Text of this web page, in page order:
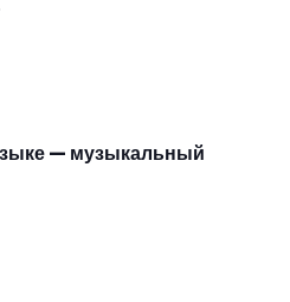
— музыкальный